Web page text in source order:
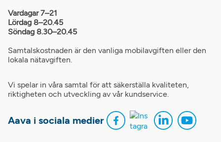
Vardagar 7–21
Lördag 8–20.45
Söndag 8.30–20.45
Samtalskostnaden är den vanliga mobilavgiften eller den
lokala nätavgiften.
Vi spelar in våra samtal för att säkerställa kvaliteten,
riktigheten och utveckling av vår kundservice.
Aava i sociala medier